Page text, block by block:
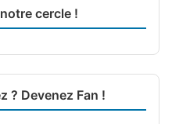
cercle !
? Devenez Fan !